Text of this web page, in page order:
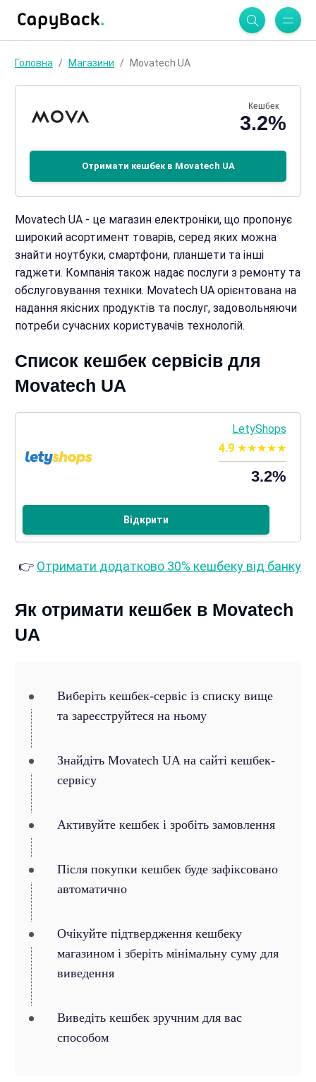
Головна Магазини Movatech UA
Кешбек
3.2%
Отримати кешбек в Movatech UA
Movatech UA - це магазин електроніки, що пропонує
широкий асортимент товарів, серед яких можна
знайти ноутбуки, смартфони, планшети та інші
гаджети. Компанія також надає послуги з ремонту та
обслуговування техніки. Movatech UA орієнтована на
надання якісних продуктів та послуг, задовольняючи
потреби сучасних користувачів технологій.
Список кешбек сервісів для
Movatech UA
LetyShops
4.9
3.2%
Відкрити
👉 Отримати додатково 30% кешбеку від банку
Як отримати кешбек в Movatech
UA
Виберіть кешбек-сервіс із списку вище
та зареєструйтеся на ньому
Знайдіть Movatech UA на сайті кешбек-
сервісу
Активуйте кешбек і зробіть замовлення
Після покупки кешбек буде зафіксовано
автоматично
Очікуйте підтвердження кешбеку
магазином і зберіть мінімальну суму для
виведення
Виведіть кешбек зручним для вас
способом